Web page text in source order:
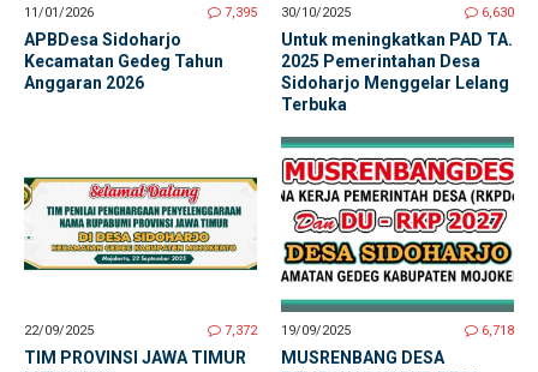
11/01/2026 7,395
APBDesa Sidoharjo
Kecamatan Gedeg Tahun
Anggaran 2026
30/10/2025 6,630
Untuk meningkatkan PAD TA.
2025 Pemerintahan Desa
Sidoharjo Menggelar Lelang
Terbuka
22/09/2025 7,372
TIM PROVINSI JAWA TIMUR
19/09/2025 6,718
MUSRENBANG DESA